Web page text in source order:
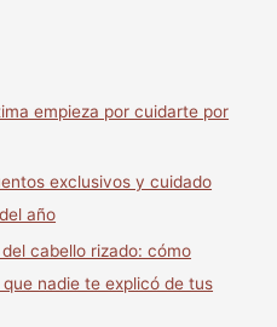
empieza por cuidarte por
exclusivos y cuidado
año
cabello rizado: cómo
nadie te explicó de tus